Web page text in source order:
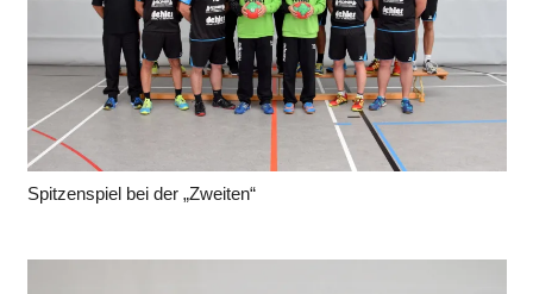
Spitzenspiel bei der „Zweiten“